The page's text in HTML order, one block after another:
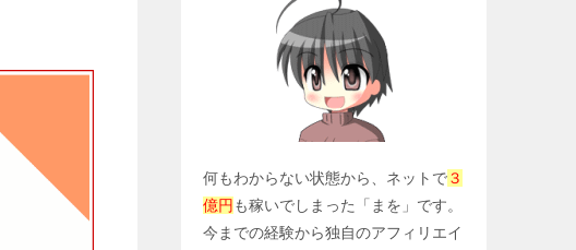
何もわからない状態から、ネットで３
億円 も稼いでしまった「まを」です。
今までの経験から独自のアフィリエイ